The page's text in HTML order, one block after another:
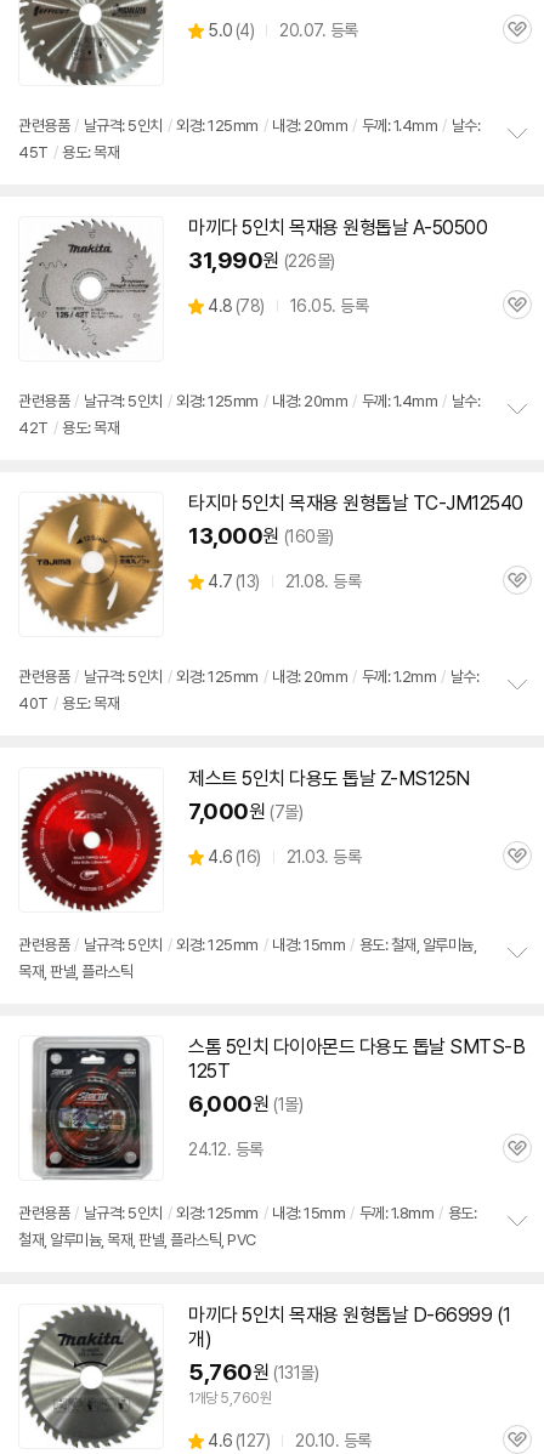
별
5.0 (상
4) 20.07. 등록
관
관련용품 / 날규격: 5인치 / 외경: 125mm / 내경: 20mm / 두께: 1.4mm / 날수:
45T / 용도: 목재
마끼다 5인치 목재용 원형톱날A-50500
31,990원 (226몰)
별
4.8 (상
78) 16.05. 등록
관
관련용품 / 날규격: 5인치 / 외경: 125mm / 내경: 20mm / 두께: 1.4mm / 날수:
42T / 용도: 목재
치
타지마 5인치 목재용 원형톱날TC-JM12540
13,000원 (160몰)
별
4.7 (상
13) 21.08. 등록
관
관련용품 / 날규격: 5인치 / 외경: 125mm / 내경: 20mm / 두께: 1.2mm / 날수:
40T / 용도: 목재
제스트 5인치 다용도 톱날Z-MS125N
7,000원 (7몰)
별
4.6 (상
16) 21.03. 등록
관
관련용품 / 날규격: 5인치 / 외경: 125mm / 내경: 15mm / 용도: 철재, 알루미늄,
목재, 판넬, 플라스틱
치
스톰 5인치 다이아몬드 다용도 톱날SMTS-B
125T
6,000원 (1몰)
24.12. 등록
관
관련용품 / 날규격: 5인치 / 외경: 125mm / 내경: 15mm / 두께: 1.8mm / 용도:
철재, 알루미늄, 목재, 판넬, 플라스틱, PVC
마끼다 5인치 목재용 원형톱날D-66999 (1
개)
5,760원 (131몰)
1개당 5,760원
4.6 (상
127) 20.10. 등록
관